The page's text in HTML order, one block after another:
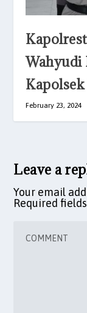
Wahyudi
February 23, 2024
Leave a
Your email
Required